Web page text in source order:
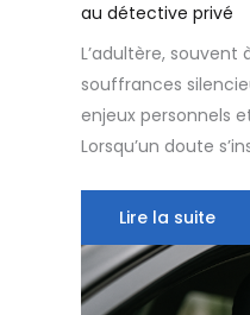
au détective privé
L’adultère, souvent
souffrances
enjeux personnels
Lorsqu’un doute
Lire la suite